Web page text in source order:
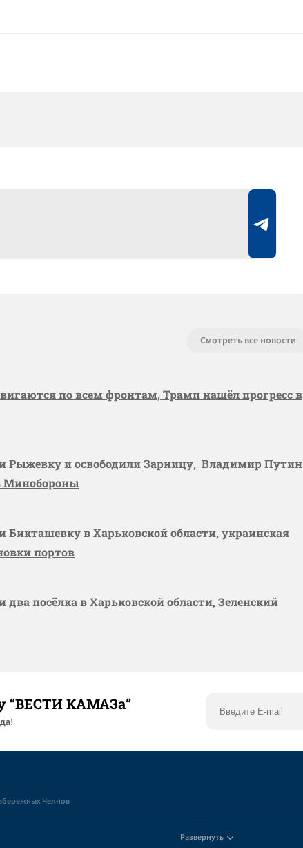
Смотреть все новости
по всем фронтам, Трамп нашёл прогресс в
Рыжевку и освободили Зарницу, Владимир Путин
Минобороны
Бикташевку в Харьковской области, украинская
портов
два посёлка в Харьковской области, Зеленский
“ВЕСТИ КАМАЗа”
Челнов
Развернуть